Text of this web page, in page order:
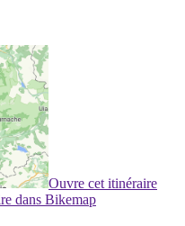
Ouvre cet itinéraire
dans Bikemap